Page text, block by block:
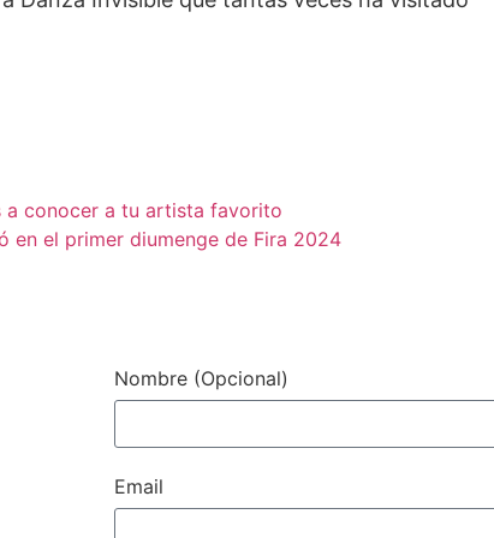
a conocer a tu artista favorito
en el primer diumenge de Fira 2024
Nombre (Opcional)
Email